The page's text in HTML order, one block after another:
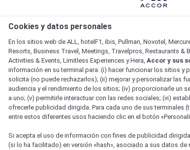
Cookies y datos personales
En los sitios web de ALL, hotelF1, ibis, Pullman, Novotel,
Resorts, Business Travel, Meetings, Travelpros, Restaurants &
Activities & Events, Limitless Experiences y Hera, Accor y sus
información en su terminal para: (i) hacer funcionar los sitios y
solicita (no puede rechazarlos); (ii) mejorar y personalizar las
audiencia y el rendimiento de los sitios; (iv) proporcionarle un
a uno; (v) permitirle interactuar con las redes sociales; (vi)
ofrecerle publicidad dirigida. Para cada uno de sus terminales
entre estos diferentes usos haciendo clic en el botón
Si acepta el uso de información con fines de publicidad
(si lo ha facilitado) en versión «hash», asociado a sus datos de